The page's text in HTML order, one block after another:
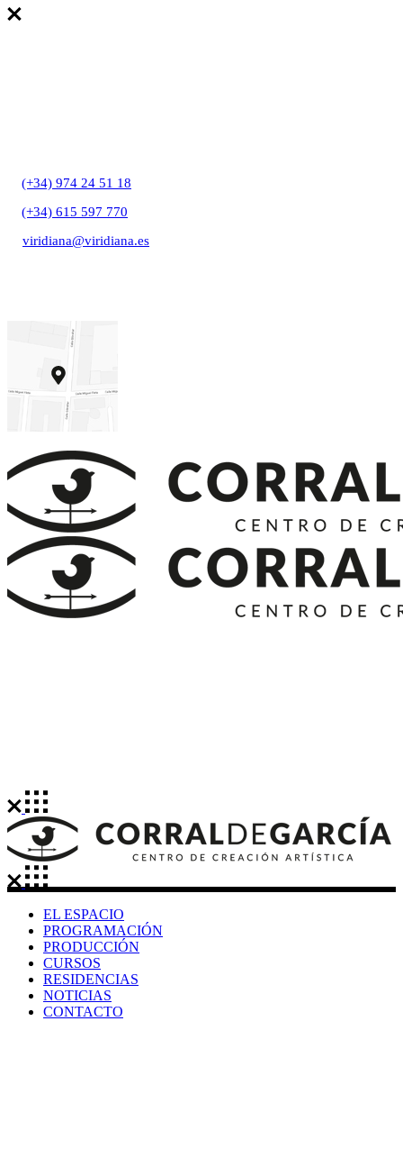
(+34) 974 24 51 18
(+34) 615 597 770
viridiana@viridiana.es
EL ESPACIO
PROGRAMACIÓN
PRODUCCIÓN
CURSOS
RESIDENCIAS
NOTICIAS
CONTACTO